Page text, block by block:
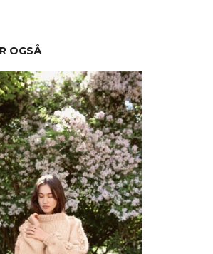
OGSÅ